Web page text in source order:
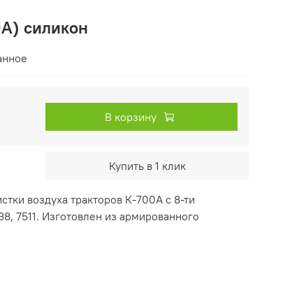
силикон
В корзину
Купить в 1 клик
воздуха тракторов К-700А с 8-ти
7511. Изготовлен из армированного